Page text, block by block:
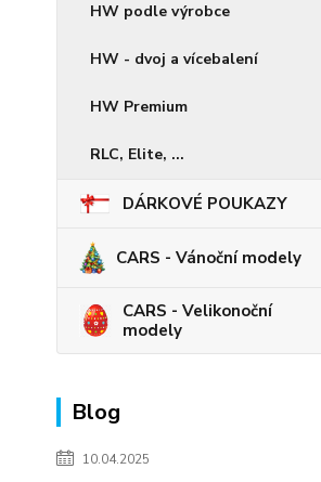
HW podle výrobce
HW - dvoj a vícebalení
HW Premium
RLC, Elite, ...
DÁRKOVÉ POUKAZY
CARS - Vánoční modely
CARS - Velikonoční
modely
Blog
10.04.2025